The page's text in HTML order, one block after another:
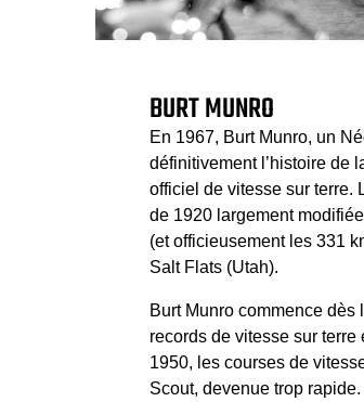
BURT MUNRO
En 1967, Burt Munro, un
définitivement l’histoire de
officiel de vitesse sur terre.
de 1920 largement
(et officieusement les 331
Salt Flats (Utah).
Burt Munro commence
records de vitesse sur
1950, les courses de
Scout, devenue trop